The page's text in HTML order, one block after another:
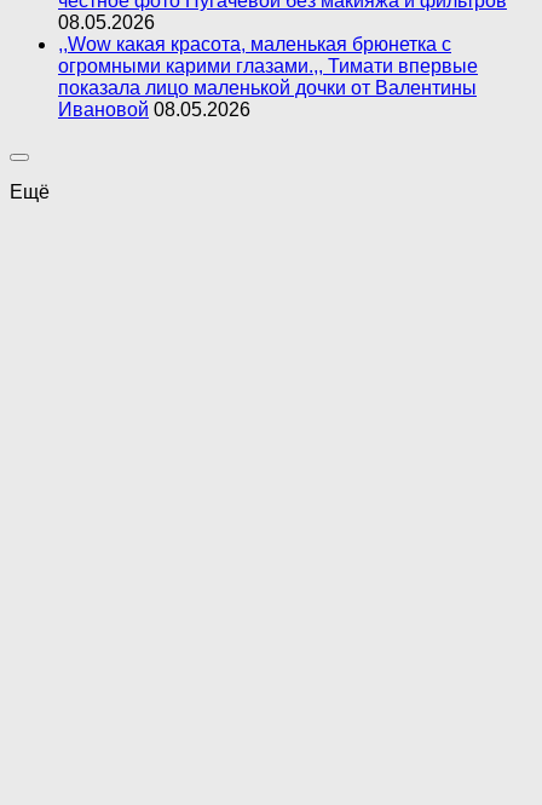
08.05.2026
,,Wow какая красота, маленькая брюнетка с
огромными карими глазами.,, Тимати впервые
показала лицо маленькой дочки от Валентины
Ивановой 08.05.2026
Ещё